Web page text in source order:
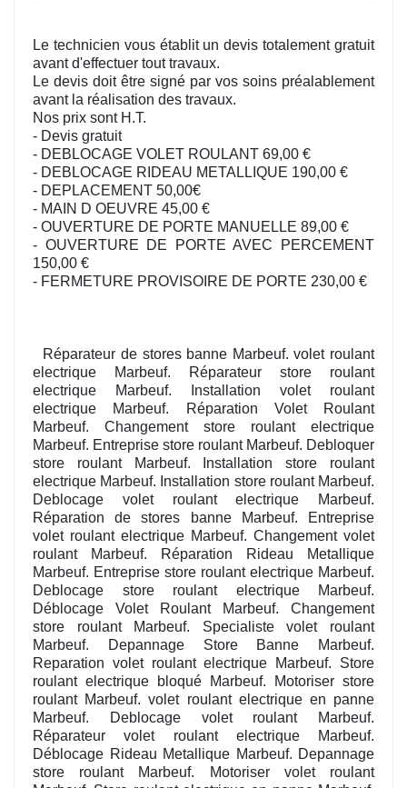
Le technicien vous établit un devis totalement gratuit
avant d'effectuer tout travaux.
Le devis doit être signé par vos soins préalablement
avant la réalisation des travaux.
Nos prix sont H.T.
- Devis gratuit
- DEBLOCAGE VOLET ROULANT 69,00 €
- DEBLOCAGE RIDEAU METALLIQUE 190,00 €
- DEPLACEMENT 50,00€
- MAIN D OEUVRE 45,00 €
- OUVERTURE DE PORTE MANUELLE 89,00 €
- OUVERTURE DE PORTE AVEC PERCEMENT
150,00 €
- FERMETURE PROVISOIRE DE PORTE 230,00 €
Réparateur de stores banne Marbeuf. volet roulant
electrique Marbeuf. Réparateur store roulant
electrique Marbeuf. Installation volet roulant
electrique Marbeuf. Réparation Volet Roulant
Marbeuf. Changement store roulant electrique
Marbeuf. Entreprise store roulant Marbeuf. Debloquer
store roulant Marbeuf. Installation store roulant
electrique Marbeuf. Installation store roulant Marbeuf.
Deblocage volet roulant electrique Marbeuf.
Réparation de stores banne Marbeuf. Entreprise
volet roulant electrique Marbeuf. Changement volet
roulant Marbeuf. Réparation Rideau Metallique
Marbeuf. Entreprise store roulant electrique Marbeuf.
Deblocage store roulant electrique Marbeuf.
Déblocage Volet Roulant Marbeuf. Changement
store roulant Marbeuf. Specialiste volet roulant
Marbeuf. Depannage Store Banne Marbeuf.
Reparation volet roulant electrique Marbeuf. Store
roulant electrique bloqué Marbeuf. Motoriser store
roulant Marbeuf. volet roulant electrique en panne
Marbeuf. Deblocage volet roulant Marbeuf.
Réparateur volet roulant electrique Marbeuf.
Déblocage Rideau Metallique Marbeuf. Depannage
store roulant Marbeuf. Motoriser volet roulant